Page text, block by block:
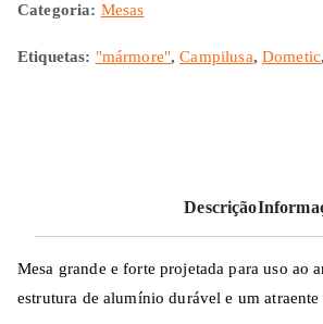
Categoria: Mesas
Etiquetas: "mármore",Campilusa, Dometic
Descrição
Mesa grande e forte projetada para uso ao
estrutura de alumínio durável e um